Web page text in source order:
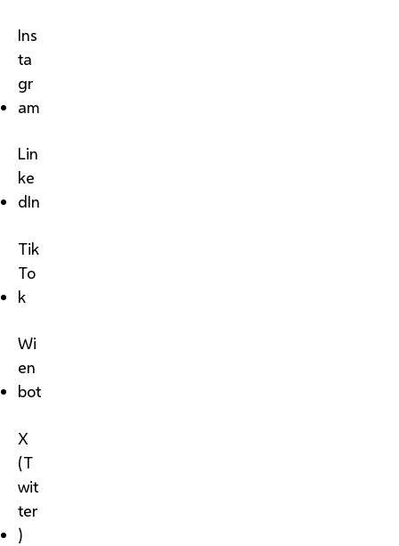
Ins
ta
gr
am
Lin
ke
dIn
Tik
To
k
Wi
en
bot
X
(T
wit
ter
)